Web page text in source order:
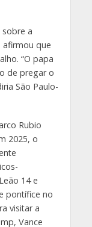
a
afirmou que
“O papa
de pregar o
São Paulo-
Rubio
2025, o
14 e
pontífice no
visitar a
Vance